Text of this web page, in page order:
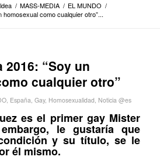
/ MASS-MEDIA / EL MUNDO /
como cualquier otro”...
2016: “Soy un
cualquier otro”
, España, Gay, Homosexualidad, Noticia @es
es el primer gay Mister
le gustaría que
y su título, se le
él mismo.